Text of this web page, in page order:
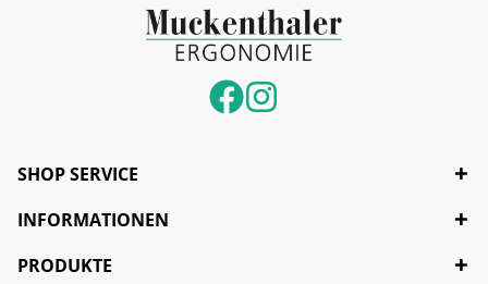
SHOP SERVICE
INFORMATIONEN
PRODUKTE